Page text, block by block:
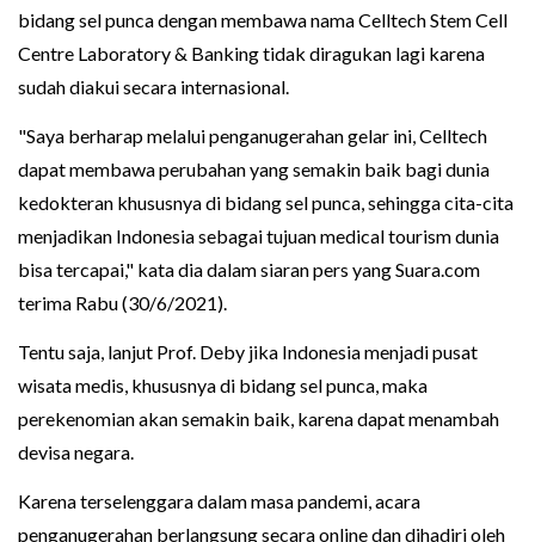
bidang sel punca dengan membawa nama Celltech Stem Cell
Centre Laboratory & Banking tidak diragukan lagi karena
sudah diakui secara internasional.
"Saya berharap melalui penganugerahan gelar ini, Celltech
dapat membawa perubahan yang semakin baik bagi dunia
kedokteran khususnya di bidang sel punca, sehingga cita-cita
menjadikan Indonesia sebagai tujuan medical tourism dunia
bisa tercapai," kata dia dalam siaran pers yang Suara.com
terima Rabu (30/6/2021).
Tentu saja, lanjut Prof. Deby jika Indonesia menjadi pusat
wisata medis, khususnya di bidang sel punca, maka
perekenomian akan semakin baik, karena dapat menambah
devisa negara.
Karena terselenggara dalam masa pandemi, acara
penganugerahan berlangsung secara online dan dihadiri oleh